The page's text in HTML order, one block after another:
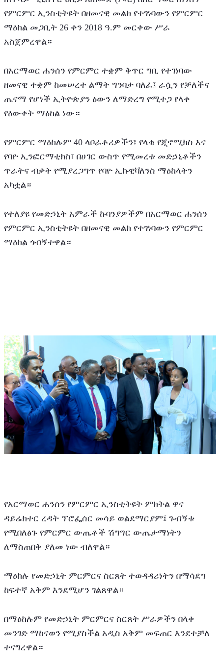
የምርምር ኢንስቲትዩት በዘመናዊ መልክ የተገነባውን የምርምር
ማዕከል መጋቢት 26 ቀን 2018 ዓ.ም መርቀው ሥራ
አስጀምረዋል።
በአርማወር ሐንሰን የምርምር ተቋም ቅጥር ግቢ የተገነባው
ዘመናዊ ተቋም ከመሠረተ ልማት ግንባታ ባለፈ፤ ራሷን የቻለችና
ጤናማ የሆነች ኢትዮጵያን ዕውን ለማድረግ የሚተጋ የላቀ
የዕውቀት ማዕከል ነው።
የምርምር ማዕከሉም 40 ላቦራቶሪዎችን፣ የላቁ የጂኖሚክስ እና
የባዮ ኢንፎርማቲክስ፣ በሀገር ውስጥ የሚመረቱ መድኃኒቶችን
ጥራትና ብቃት የሚያረጋግጥ የባዮ ኢኩዊቫለንስ ማዕከላትን
አካቷል።
የተለያዩ የመድኃኒት አምራች ኩባንያዎችም በአርማወር ሐንሰን
የምርምር ኢንስቲትዩት በዘመናዊ መልክ የተገነባውን የምርምር
ማዕከል ጎብኝተዋል።
የአርማወር ሐንሰን የምርምር ኢንስቲትዩት ምክትል ዋና
ዳይሬክተር ረዳት ፕሮፌሰር መሳይ ወልደማርያም፤ ጉብኝቱ
የሚበለፅጉ የምርምር ውጤቶች ሽግግር ውጤታማነትን
ለማስጠበቅ ያለመ ነው ብለዋል።
ማዕከሉ የመድኃኒት ምርምርና ስርጸት ተወዳዳሪነትን በማሳደግ
ከፍተኛ አቅም እንደሚሆን ገልጸዋል።
በማዕከሉም የመድኃኒት ምርምርና ስርጸት ሥራዎችን በላቀ
መንገድ ማከናወን የሚያስችል አዲስ አቅም መፍጠር እንደተቻለ
ተናግረዋል።